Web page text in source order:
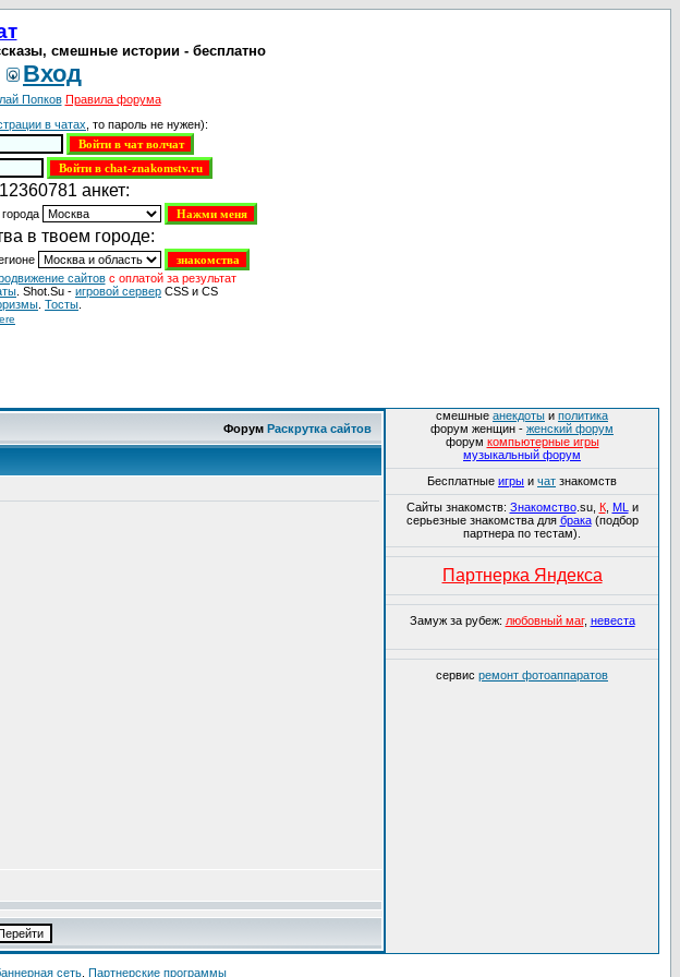
смешные истории - бесплатно
Вход
Попков Правила форума
в чатах , то пароль не нужен):
анкет:
города
в твоем городе:
сайтов с оплатой за результат
. Shot.Su - игровой сервер CSS и CS
Тосты
Форум Раскрутка сайтов
смешные анекдоты и политика
форум женщин - женский форум
форум компьютерные игры
музыкальный форум
Бесплатные игры и чат знакомств
Сайты знакомств: Знакомство.su, К, ML и
серьезные знакомства для брака(подбор
партнера по тестам).
Партнерка Яндекса
Замуж за рубеж: любовный маг, невеста
сервис ремонт фотоаппаратов
сеть. Партнерские программы